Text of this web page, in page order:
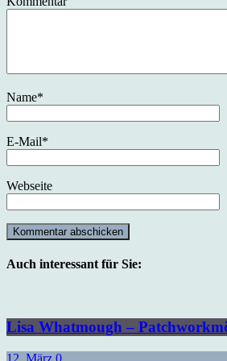
Name*
E-Mail*
Webseite
Auch interessant für Sie:
Lisa Whatmough –